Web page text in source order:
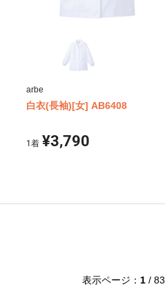
arbe
白衣(長袖)[女] AB6408
1着 ¥3,790
表示ページ： 1 / 83